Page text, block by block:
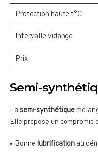
Protection haute t°C
Intervalle vidange
Prix
Semi-
La semi-synthétique
Elle propose un
Bonne lubrification au